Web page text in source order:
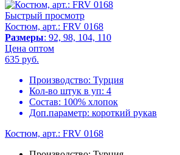
Быстрый просмотр
Костюм, арт.: FRV 0168
Размеры: 92, 98, 104, 110
Цена оптом
635 руб.
Производство: Турция
Кол-во штук в уп: 4
Состав: 100% хлопок
Доп.параметр: короткий рукав
Костюм, арт.: FRV 0168